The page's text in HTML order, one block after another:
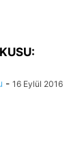
- 16 Eylül 2016